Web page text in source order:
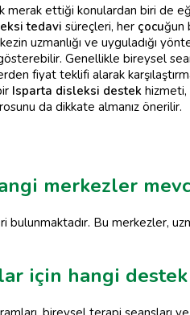
ettiği konulardan biri de
tedavi süreçleri, her çocuğun
uzmanlığı ve uyguladığı
Genellikle bireysel
fiyat teklifi alarak
Isparta disleksi destek hizmeti,
da dikkate almanız önerilir.
merkezler
bulunmaktadır. Bu merkezler,
için hangi